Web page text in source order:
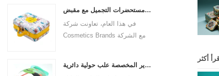
ملم. إنها مصنوعة من صفيحة
مقصدرة صالحة للطعام وسمك
المادة 0.23 مم.
علبة مستحضرات التجميل مع مقبض
في هذا العام، تعاونت شركة
Cosmetics Brands مع الشركة
مستحضرات تجميل بمقبض يجمع
علب القصدير المخصصة علب حولية دائرية
أكثر